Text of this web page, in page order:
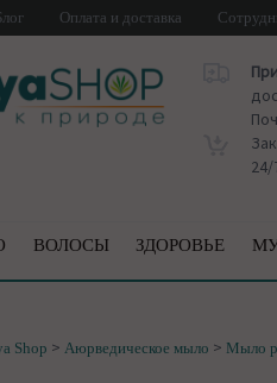
Оплата и доставка
24/
ВОЛОСЫ ЗДОРОВЬЕ
Shop > Аюрведическое мыло > Мыло